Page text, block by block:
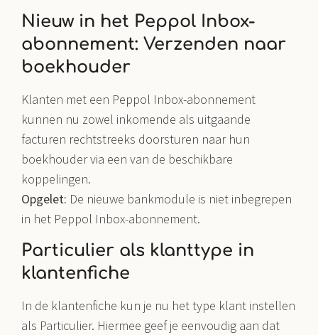
Nieuw in het Peppol Inbox-
abonnement: Verzenden naar
boekhouder
Klanten met een Peppol Inbox-abonnement
kunnen nu zowel inkomende als uitgaande
facturen rechtstreeks doorsturen naar hun
boekhouder via een van de beschikbare
koppelingen.
Opgelet: De nieuwe bankmodule is niet inbegrepen
in het Peppol Inbox-abonnement.
Particulier als klanttype in
klantenfiche
In de klantenfiche kun je nu het type klant instellen
als Particulier. Hiermee geef je eenvoudig aan dat